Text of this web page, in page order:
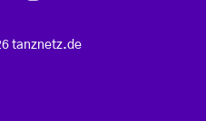
tanznetz.de